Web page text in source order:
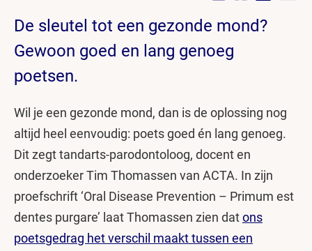
De sleutel tot een gezonde mond?
Gewoon goed en lang genoeg
poetsen.
Wil je een gezonde mond, dan is de oplossing nog
altijd heel eenvoudig: poets goed én lang genoeg.
Dit zegt tandarts-parodontoloog, docent en
onderzoeker Tim Thomassen van ACTA. In zijn
proefschrift ‘Oral Disease Prevention – Primum est
dentes purgare’ laat Thomassen zien datons
poetsgedrag het verschil maakt tussen een